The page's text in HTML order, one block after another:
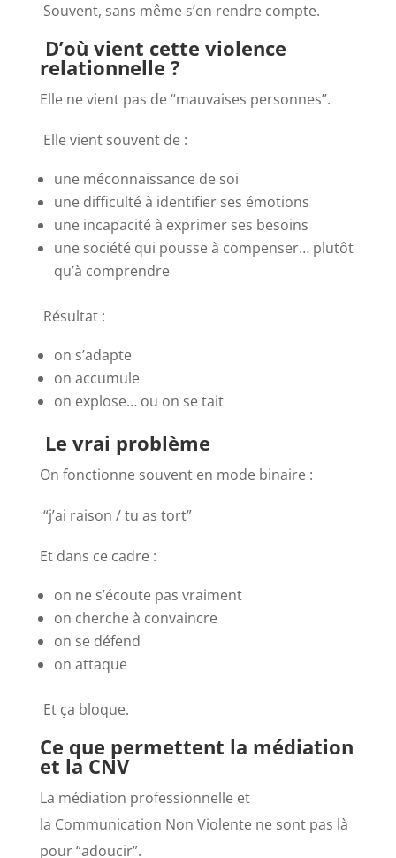
Souvent, sans même s’en rendre compte.
D’où vient cette violence
relationnelle ?
Elle ne vient pas de “mauvaises personnes”.
Elle vient souvent de :
une méconnaissance de soi
une difficulté à identifier ses émotions
une incapacité à exprimer ses besoins
une société qui pousse à compenser… plutôt
qu’à comprendre
Résultat :
on s’adapte
on accumule
on explose… ou on se tait
Le vrai problème
On fonctionne souvent en mode binaire :
“j’ai raison / tu as tort”
Et dans ce cadre :
on ne s’écoute pas vraiment
on cherche à convaincre
on se défend
on attaque
Et ça bloque.
Ce que permettent la médiation
et la CNV
La médiation professionnelleet
la Communication Non Violentene sont pas là
pour “adoucir”.